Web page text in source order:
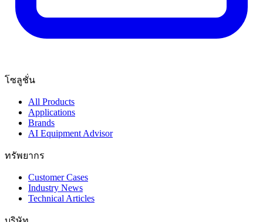
โซลูชั่น
All Products
Applications
Brands
AI Equipment Advisor
ทรัพยากร
Customer Cases
Industry News
Technical Articles